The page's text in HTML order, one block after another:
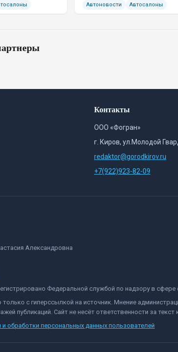
месяцы
Автоновости Автосалоны
Контакты
ООО «Фогран»
г. Киров, ул.Молодой
redaktor@gorodkirov.ru
+7(922)923-82-09
Александровна
Федеральной службой по надзору в
с гиперссылкой на источник. Мнение
публикаций. Сайт не несёт ответственности за
обработки персональных данных пользователей